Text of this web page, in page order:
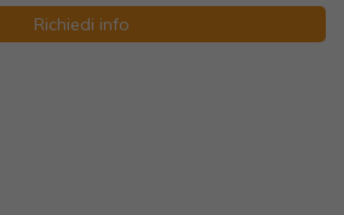
Richiedi info